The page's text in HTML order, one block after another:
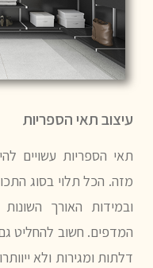
עיצוב תאי הספריות
תאי הספריות עשויים
מזה. הכל תלוי בסוג
ובמידות האורך
המדפים. חשוב להחליט
דלתות ומגירות ולא